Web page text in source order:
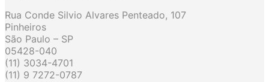
Rua Conde Silvio Alvares Penteado, 107
Pinheiros
São Paulo – SP
05428-040
(11) 3034-4701
(11) 9 7272-0787